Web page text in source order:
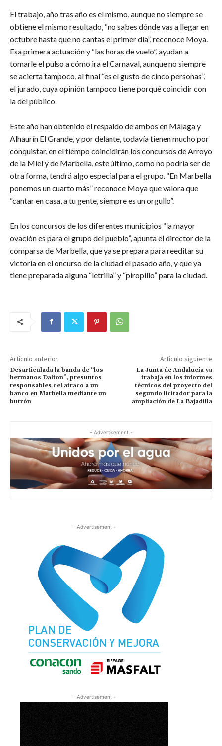
El trabajo, año tras año es el mismo, aunque no siempre se
obtiene el mismo resultado, “no sabes dónde vas a llegar en
octubre hasta que no cantas el primer día”, reconoce Moya.
Esa primera actuación y “las horas de vuelo”, ayudan a
tomarle el pulso a cómo ira el Carnaval, aunque no siempre
se acierta tampoco, al final “es el gusto de cinco personas”,
el jurado, cuya opinión tampoco tiene porqué coincidir con
la del público.
Este año han obtenido el respaldo de ambos en Málaga y
Alhaurín El Grande, y por delante, todavía tienen mucho por
conquistar, en el tiempo coincidirán los concursos de Arroyo
de la Miel y de Marbella, este último, como no podría ser de
otra forma, tendrá algo especial para el grupo. “En Marbella
ponemos un cuarto más” reconoce Moya que valora que
“cantar en casa, a tu gente, siempre es un orgullo”.
En los concursos de los diferentes municipios “la mayor
ovación es para el grupo del pueblo”, apunta el director de la
comparsa de Marbella, que ya se prepara para reeditar su
victoria en el oncurso de la ciudad el pasado año, y que ya
tiene preparada alguna “letrilla” y “piropillo” para la ciudad.
Artículo anterior
Desarticulada la banda de “los
hermanos Dalton”, presuntos
responsables del atraco a un
banco en Marbella mediante un
butrón
Artículo siguiente
La Junta de Andalucía ya
trabaja en los informes
técnicos del proyecto del
segundo licitador para la
ampliación de La Bajadilla
- Advertisement -
- Advertisement -
- Advertisement -